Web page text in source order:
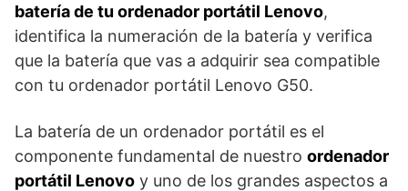
batería de tu ordenador portátil Lenovo,
identifica la numeración de la batería y verifica
que la batería que vas a adquirir sea compatible
con tu ordenador portátil Lenovo G50.
La batería de un ordenador portátil es el
componente fundamental de nuestro ordenador
portátil Lenovo y uno de los grandes aspectos a